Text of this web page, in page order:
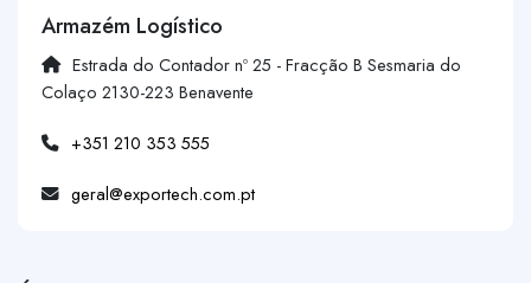
Armazém Logístico
Estrada do Contador nº 25 - Fracção B Sesmaria do
Colaço 2130-223 Benavente
+351 210 353 555
geral@exportech.com.pt